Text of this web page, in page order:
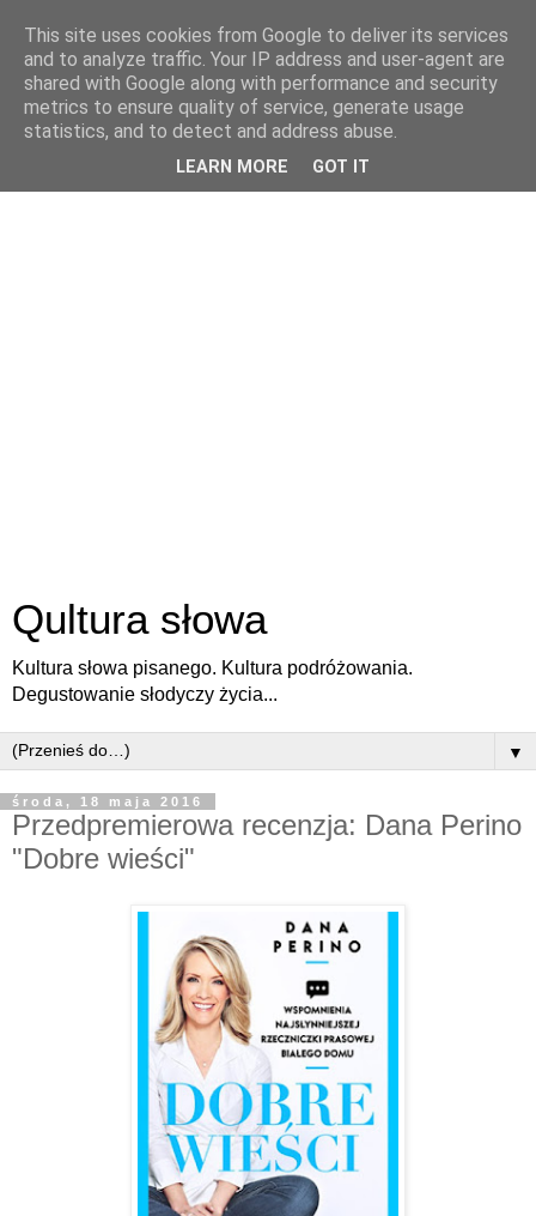
Qultura słowa
Kultura słowa pisanego. Kultura podróżowania.
Degustowanie słodyczy życia...
▼
środa, 18 maja 2016
Przedpremierowa recenzja: Dana Perino
"Dobre wieści"
This site uses cookies from Google to deliver its services
and to analyze traffic. Your IP address and user-agent are
shared with Google along with performance and security
metrics to ensure quality of service, generate usage
statistics, and to detect and address abuse.
LEARN MORE GOT IT